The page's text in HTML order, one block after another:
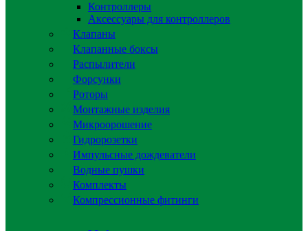
Контроллеры
Аксессуары для контроллеров
Клапаны
Клапанные боксы
Распылители
Форсунки
Роторы
Монтажные изделия
Микроорошение
Гидророзетки
Импульсные дождеватели
Водные пушки
Комплекты
Компрессионные фитинги